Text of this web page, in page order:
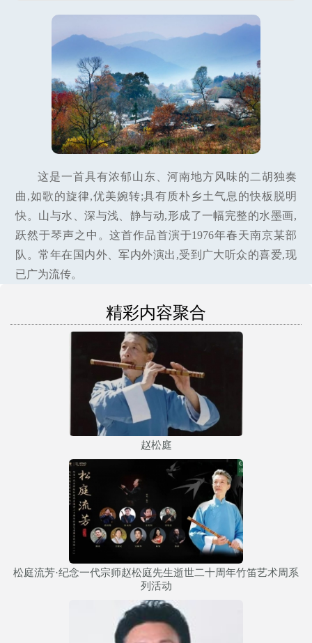
这是一首具有浓郁山东、河南地方风味的二胡独奏
曲,如歌的旋律,优美婉转;具有质朴乡土气息的快板脱明
快。山与水、深与浅、静与动,形成了一幅完整的水墨画,
跃然于琴声之中。这首作品首演于1976年春天南京某部
队。常年在国内外、军内外演出,受到广大听众的喜爱,现
已广为流传。
精彩内容聚合
赵松庭
松庭流芳·纪念一代宗师赵松庭先生逝世二十周年竹笛艺术周系
列活动